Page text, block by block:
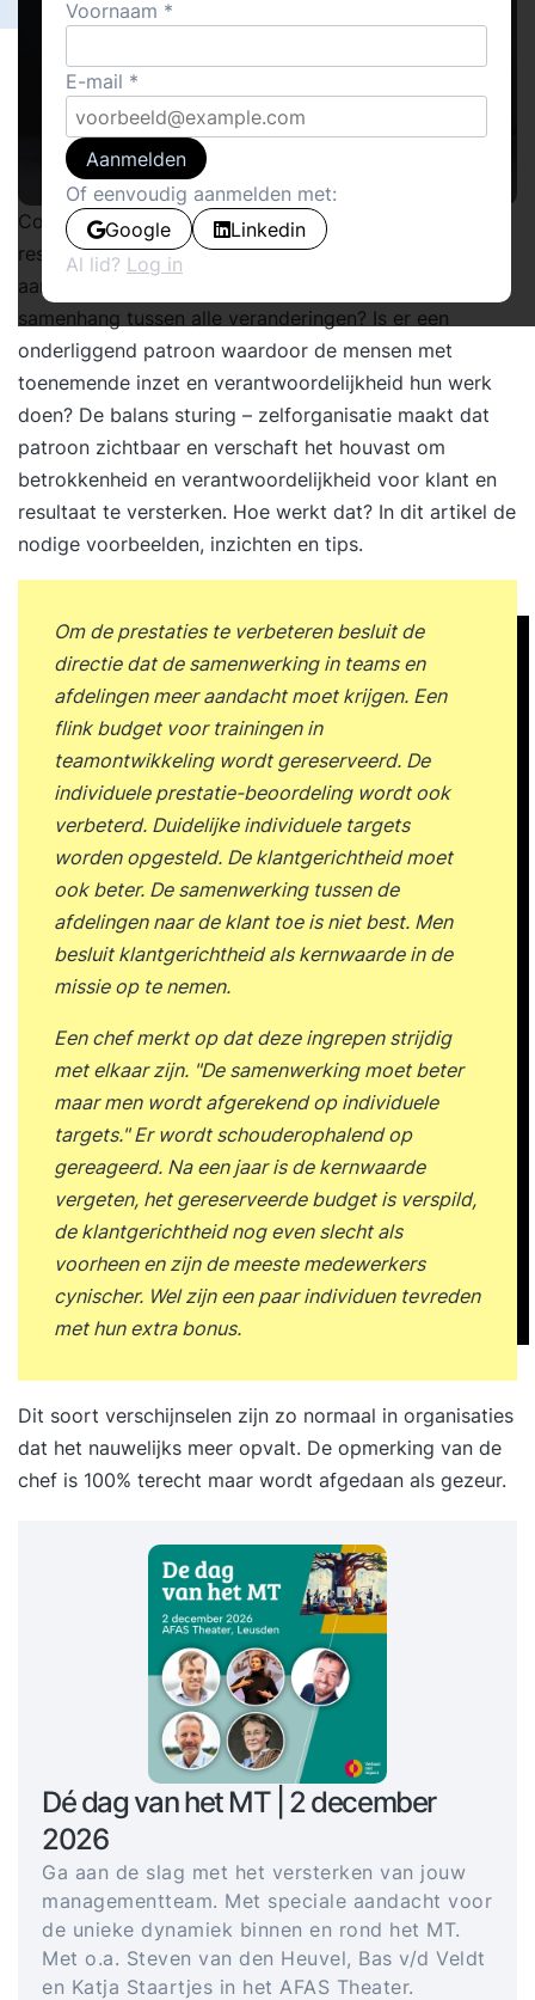
Concurrentiekracht, wendbaarheid, continue
resultaatverbetering! Organisaties doen er van alles
aan maar de mensen moeten het waarmaken. Is er een
samenhang tussen alle veranderingen? Is er een
onderliggend patroon waardoor de mensen met
toenemende inzet en verantwoordelijkheid hun werk
doen? De balans sturing – zelforganisatie maakt dat
patroon zichtbaar en verschaft het houvast om
betrokkenheid en verantwoordelijkheid voor klant en
resultaat te versterken. Hoe werkt dat? In dit artikel de
nodige voorbeelden, inzichten en tips.
Om de prestaties te verbeteren besluit de
directie dat de samenwerking in teams en
afdelingen meer aandacht moet krijgen. Een
flink budget voor trainingen in
teamontwikkeling wordt gereserveerd. De
individuele prestatie-beoordeling wordt ook
verbeterd. Duidelijke individuele targets
worden opgesteld. De klantgerichtheid moet
ook beter. De samenwerking tussen de
afdelingen naar de klant toe is niet best. Men
besluit klantgerichtheid als kernwaarde in de
missie op te nemen.
Een chef merkt op dat deze ingrepen strijdig
met elkaar zijn. "De samenwerking moet beter
maar men wordt afgerekend op individuele
targets." Er wordt schouderophalend op
gereageerd. Na een jaar is de kernwaarde
vergeten, het gereserveerde budget is verspild,
de klantgerichtheid nog even slecht als
voorheen en zijn de meeste medewerkers
cynischer. Wel zijn een paar individuen tevreden
met hun extra bonus.
Dit soort verschijnselen zijn zo normaal in organisaties
dat het nauwelijks meer opvalt. De opmerking van de
chef is 100% terecht maar wordt afgedaan als gezeur.
Dé dag van het MT | 2 december
2026
Ga aan de slag met het versterken van jouw
managementteam. Met speciale aandacht voor
de unieke dynamiek binnen en rond het MT.
Met o.a. Steven van den Heuvel, Bas v/d Veldt
en Katja Staartjes in het AFAS Theater.
Voornaam
E-mail
Aanmelden
Of eenvoudig aanmelden met:
Google
Linkedin
Al lid? Log in